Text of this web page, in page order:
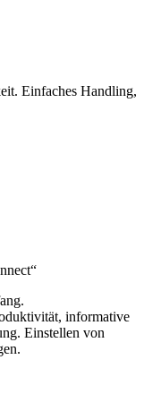
Einfaches Handling,
informative
Einstellen von